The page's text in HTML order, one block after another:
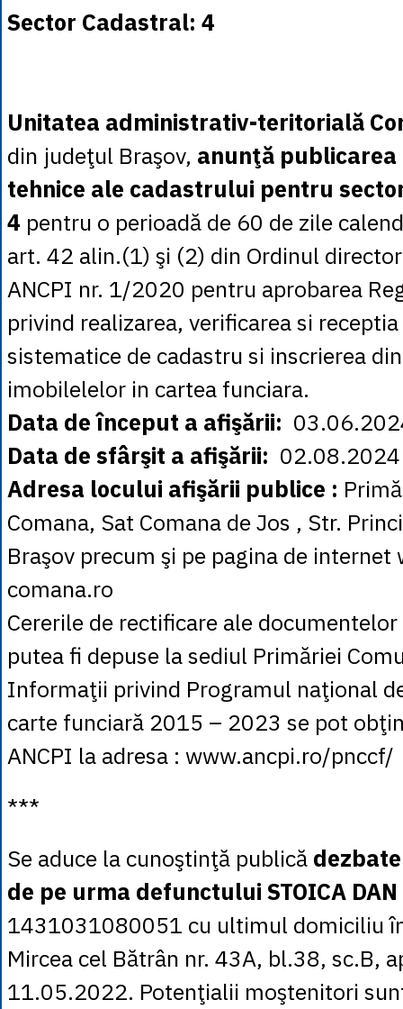
Sector Cadastral: 4
Unitatea administrativ-teritorială
din judeţul Braşov, anunţă
tehnice ale cadastrului pentru
4 pentru o perioadă de 60 de zile
art. 42 alin.(1) şi (2) din Ordinul
ANCPI nr. 1/2020 pentru aprobarea
privind realizarea, verificarea si
sistematice de cadastru si inscrierea
imobilelelor in cartea funciara.
Data de început a afişării:
Data de sfârşit a afişării: 02.08.2024
Adresa locului afişării publice :
Comana, Sat Comana de Jos , Str.
Braşov precum şi pe pagina de
comana.ro
Cererile de rectificare ale
putea fi depuse la sediul Primăriei
Informaţii privind Programul naţional
carte funciară 2015 – 2023 se pot
ANCPI la adresa : www.ancpi.ro/pnccf/
***
Se aduce la cunoştinţă publică
de pe urma defunctului STOICA
1431031080051 cu ultimul domiciliu
Mircea cel Bătrân nr. 43A, bl.38, sc.B,
11.05.2022. Potenţialii moştenitori